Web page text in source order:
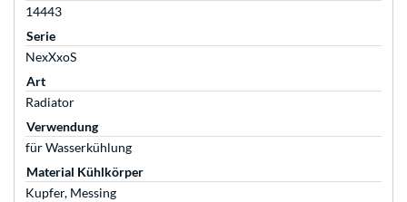
14443
Serie
NexXxoS
Art
Radiator
Verwendung
für Wasserkühlung
Material Kühlkörper
Kupfer, Messing